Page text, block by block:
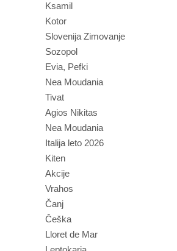
Ksamil
Kotor
Slovenija Zimovanje
Sozopol
Evia, Pefki
Nea Moudania
Tivat
Agios Nikitas
Nea Moudania
Italija leto 2026
Kiten
Akcije
Vrahos
Čanj
Češka
Lloret de Mar